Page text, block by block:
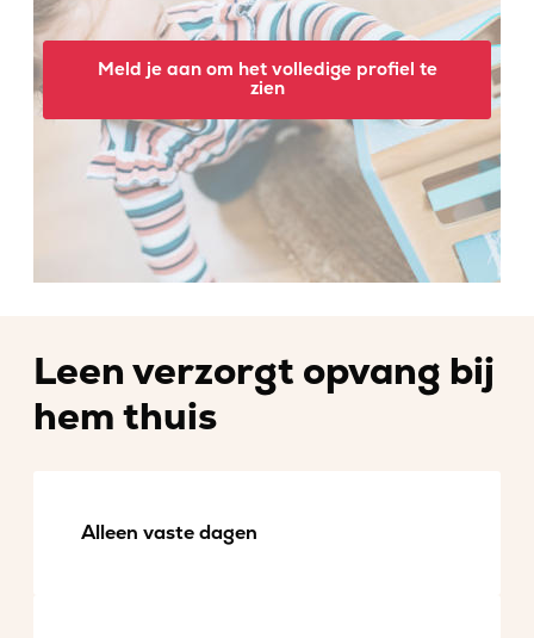
Meld je aan om het volledige profiel te
zien
Leen verzorgt opvang bij
hem thuis
Alleen vaste dagen